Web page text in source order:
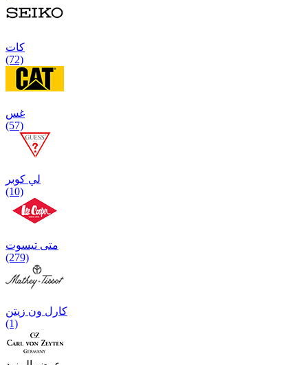
كات
(72)
غس
(57)
لي كوبر
(10)
متی تیسوت
(279)
کارل ون زیتن
(1)